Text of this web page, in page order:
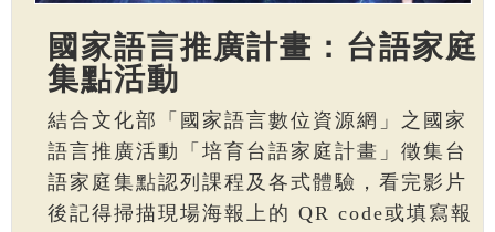
國家語言推廣計畫：台語家庭
集點活動
結合文化部「國家語言數位資源網」之國家
語言推廣活動「培育台語家庭計畫」徵集台
語家庭集點認列課程及各式體驗，看完影片
後記得掃描現場海報上的 QR code或填寫報